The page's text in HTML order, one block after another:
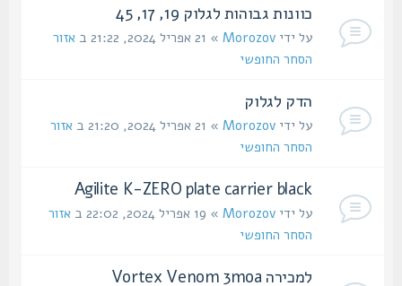
כוונות גבוהות לגלוק 19, 17, 45
על ידיMorozov» 21 אפריל 2024, 21:22 ב
אזור
הסחר החופשי
הדק לגלוק
על ידיMorozov» 21 אפריל 2024, 21:20 ב
אזור
הסחר החופשי
Agilite K-ZERO plate carrier black
על ידיMorozov» 19 אפריל 2024, 22:02 ב
אזור
הסחר החופשי
למכירה Vortex Venom 3moa